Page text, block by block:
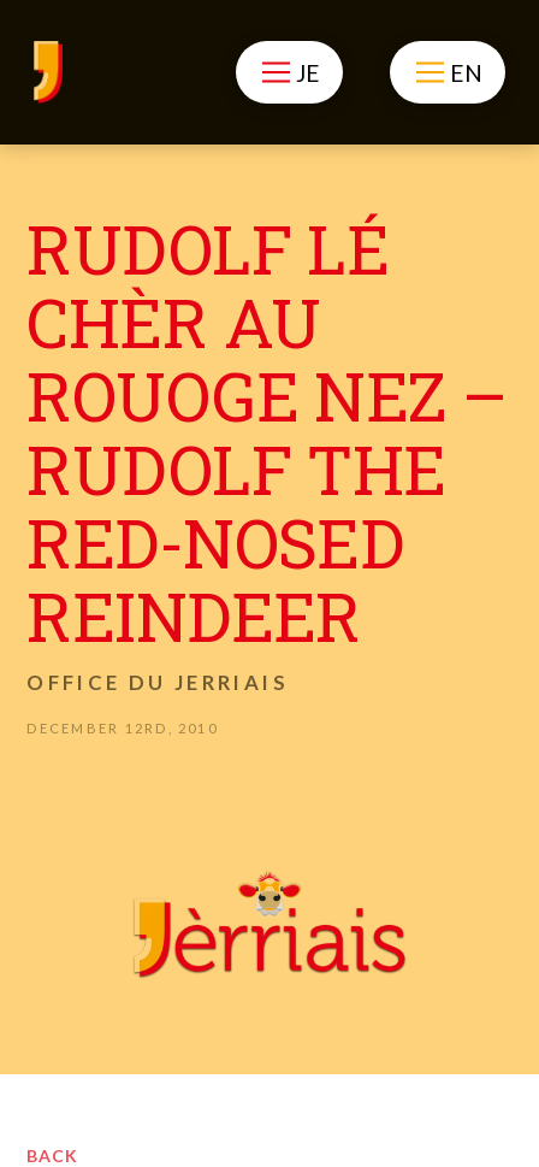
JE EN
RUDOLF LÉ
CHÈR AU
ROUOGE NEZ –
RUDOLF THE
RED-NOSED
REINDEER
OFFICE DU JERRIAIS
DECEMBER 12RD, 2010
BACK